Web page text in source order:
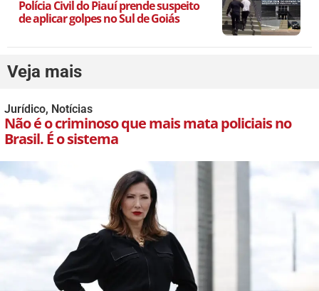
Polícia Civil do Piauí prende suspeito
de aplicar golpes no Sul de Goiás
Veja mais
Jurídico, Notícias
Não é o criminoso que mais mata policiais no
Brasil. É o sistema